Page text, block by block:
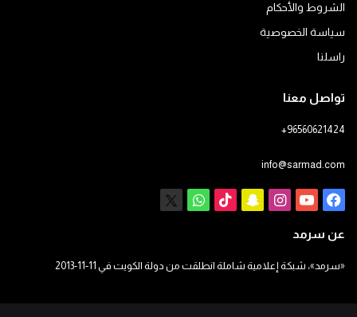
الشروط والأحكام
سياسة الخصوصية
راسلنا
تواصل معنا
+96560621424
info@sarmad.com
فيسبوكيوتيوبانستقرام
سناب ‫TikTokواتساب
عن سرمد
«سرمد»، شبكة إعلامية شاملة انطلقت من دولة الكويت في 11-11-2013